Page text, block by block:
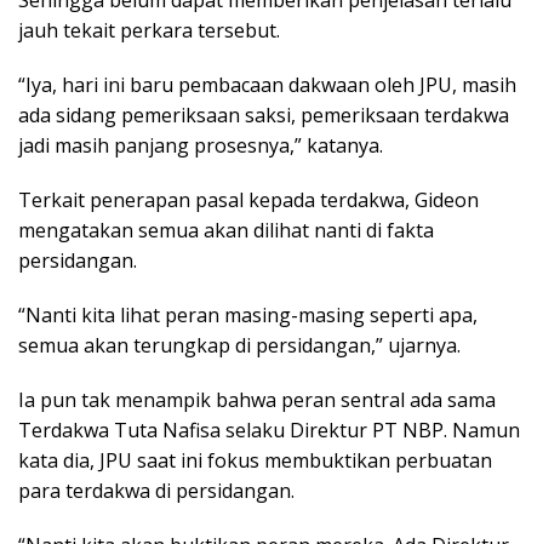
jauh tekait perkara tersebut.
“Iya, hari ini baru pembacaan dakwaan oleh JPU, masih
ada sidang pemeriksaan saksi, pemeriksaan terdakwa
jadi masih panjang prosesnya,” katanya.
Terkait penerapan pasal kepada terdakwa, Gideon
mengatakan semua akan dilihat nanti di fakta
persidangan.
“Nanti kita lihat peran masing-masing seperti apa,
semua akan terungkap di persidangan,” ujarnya.
Ia pun tak menampik bahwa peran sentral ada sama
Terdakwa Tuta Nafisa selaku Direktur PT NBP. Namun
kata dia, JPU saat ini fokus membuktikan perbuatan
para terdakwa di persidangan.